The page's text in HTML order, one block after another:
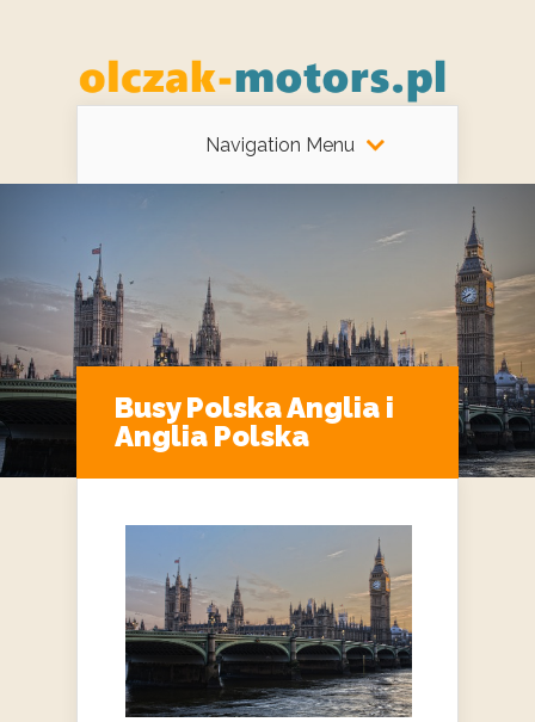
Navigation Menu
Busy Polska Anglia i
Anglia Polska